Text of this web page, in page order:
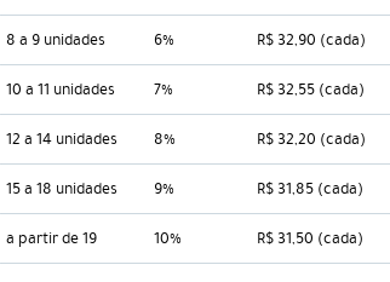
8 a 9 unidades 6% R$ 32,90 (cada)
10 a 11 unidades 7% R$ 32,55 (cada)
12 a 14 unidades 8% R$ 32,20 (cada)
15 a 18 unidades 9% R$ 31,85 (cada)
a partir de 19 10% R$ 31,50 (cada)